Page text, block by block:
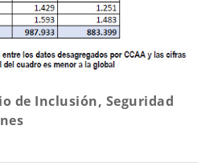
de Inclusión, Seguridad